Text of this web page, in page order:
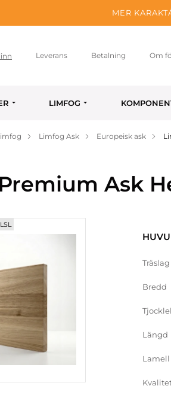
MER
Leverans Betalning Om
LIMFOG
Limfog Ask Europeisk ask
Ask
Träslag
Bredd
Längd
Lamell